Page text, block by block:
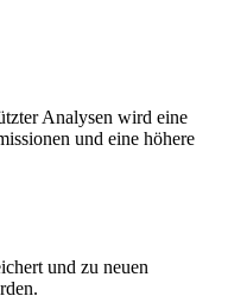
Analysen wird eine
und eine höhere
und zu neuen